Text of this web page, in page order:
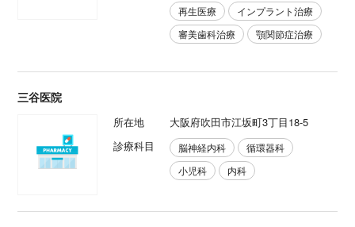
再生医療
インプラント治療
審美歯科治療
顎関節症治療
三谷医院
所在地
大阪府吹田市江坂町3丁目18-5
診療科目
脳神経内科
循環器科
小児科
内科